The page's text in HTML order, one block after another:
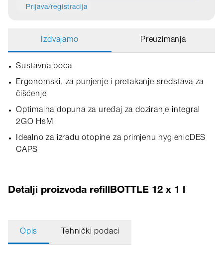
Prijava/registracija
Izdvajamo Preuzimanja
Sustavna boca
Ergonomski, za punjenje i pretakanje sredstava za
čišćenje
Optimalna dopuna za uređaj za doziranje integral
2GO HsM
Idealno za izradu otopine za primjenu hygienicDES
CAPS
Detalji proizvoda refillBOTTLE 12 x 1 l
Opis Tehnički podaci